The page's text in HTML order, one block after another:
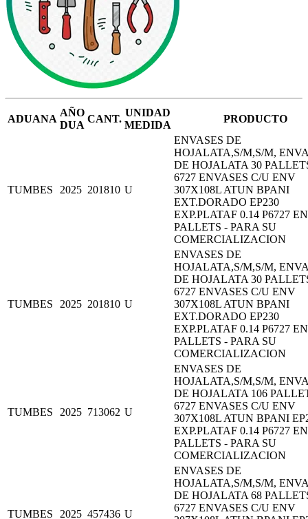
ADUANA
AÑO
DUA
CANT.
UNIDAD
MEDIDA
PRODUCTO
TUMBES 2025 201810 U
ENVASES DE
HOJALATA,S/M,S/M,
DE HOJALATA 30
6727 ENVASES C/U ENV
307X108L ATUN BPANI
EXT.DORADO EP230
EXP.PLATAF 0.14 P6727 EN
PALLETS - PARA SU
COMERCIALIZACION
TUMBES 2025 201810 U
ENVASES DE
HOJALATA,S/M,S/M,
DE HOJALATA 30
6727 ENVASES C/U ENV
307X108L ATUN BPANI
EXT.DORADO EP230
EXP.PLATAF 0.14 P6727 EN
PALLETS - PARA SU
COMERCIALIZACION
TUMBES 2025 713062 U
ENVASES DE
HOJALATA,S/M,S/M,
DE HOJALATA 106
6727 ENVASES C/U ENV
307X108L ATUN BPANI
EXP.PLATAF 0.14 P6727 EN
PALLETS - PARA SU
COMERCIALIZACION
TUMBES 2025 457436 U
ENVASES DE
HOJALATA,S/M,S/M,
DE HOJALATA 68
6727 ENVASES C/U ENV